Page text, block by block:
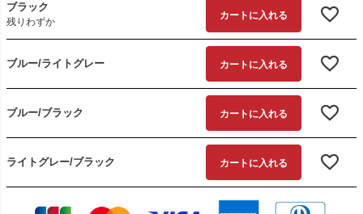
ブラック
残りわずか
カートに入れる
ブルー/ライトグレー カートに入れる
ブルー/ブラック カートに入れる
ライトグレー/ブラック カートに入れる